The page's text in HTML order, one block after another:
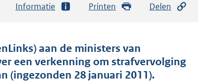
Informatie Printen Delen
aan de ministers van
een verkenning om strafvervolging
(ingezonden 28 januari 2011).